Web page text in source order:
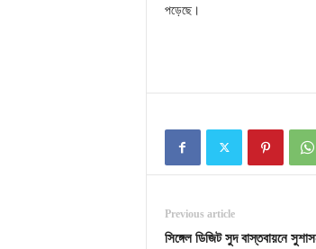
পড়েছে।
Previous article
সিঙ্গেল ডিজিট সুদ বাস্তবায়নে